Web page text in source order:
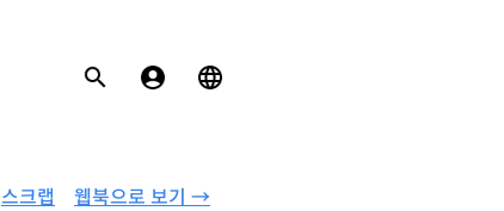
웹북으로 보기 →
스크랩